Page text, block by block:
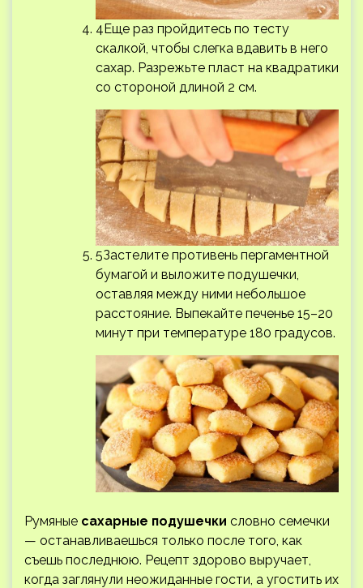
4Еще раз пройдитесь по тесту
скалкой, чтобы слегка вдавить в него
сахар. Разрежьте пласт на квадратики
со стороной длиной 2 см.
5Застелите противень пергаментной
бумагой и выложите подушечки,
оставляя между ними небольшое
расстояние. Выпекайте печенье 15–20
минут при температуре 180 градусов.
Румяные сахарные подушечки словно семечки
— останавливаешься только после того, как
съешь последнюю. Рецепт здорово выручает,
когда заглянули неожиданные гости, а угостить их